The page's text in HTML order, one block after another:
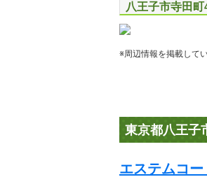
八王子市寺田
※周辺情報を掲載して
東京都八王子
エステムコ